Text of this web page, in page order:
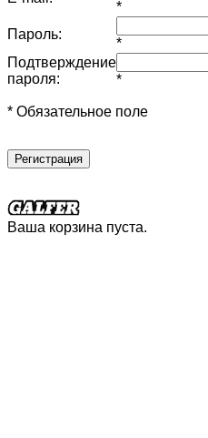
*
Пароль:
*
Подтверждение
пароля:
*
* Обязательное поле
Регистрация
Ваша корзина пуста.